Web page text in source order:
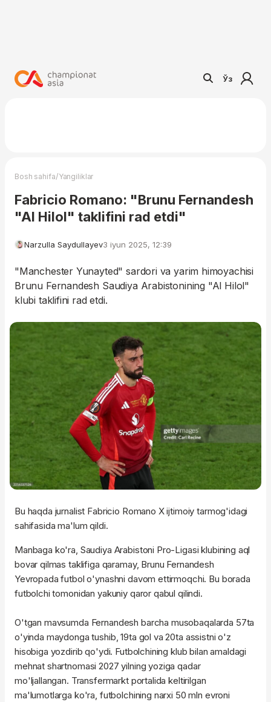
Ўз
Bosh sahifa/Yangiliklar
Fabricio Romano: "Brunu Fernandesh
"Al Hilol" taklifini rad etdi"
Narzulla Saydullayev3 iyun 2025, 12:39
"Manchester Yunayted" sardori va yarim himoyachisi
Brunu Fernandesh Saudiya Arabistonining "Al Hilol"
klubi taklifini rad etdi.
Bu haqda jurnalist Fabricio Romano X ijtimoiy tarmog'idagi
sahifasida ma'lum qildi.
Manbaga ko'ra, Saudiya Arabistoni Pro-Ligasi klubining aql
bovar qilmas taklifiga qaramay, Brunu Fernandesh
Yevropada futbol o'ynashni davom ettirmoqchi. Bu borada
futbolchi tomonidan yakuniy qaror qabul qilindi.
O'tgan mavsumda Fernandesh barcha musobaqalarda 57ta
o'yinda maydonga tushib, 19ta gol va 20ta assistni o'z
hisobiga yozdirib qo'ydi. Futbolchining klub bilan amaldagi
mehnat shartnomasi 2027 yilning yoziga qadar
mo'ljallangan. Transfermarkt portalida keltirilgan
ma'lumotlarga ko'ra, futbolchining narxi 50 mln evroni